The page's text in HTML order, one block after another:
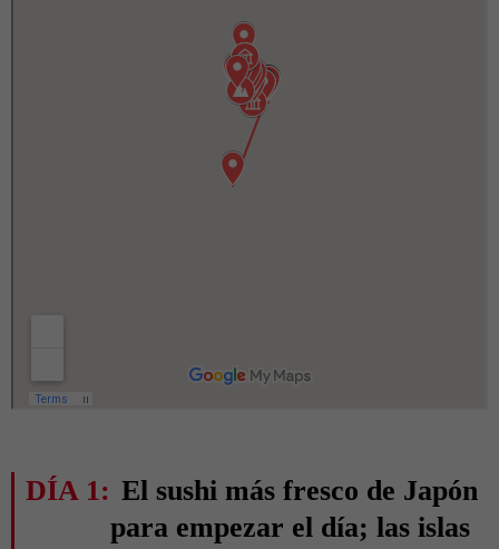
DÍA 1: El sushi más fresco de Japón
para empezar el día; las islas